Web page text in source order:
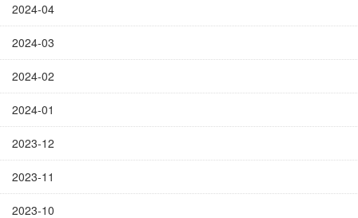
2024-04
2024-03
2024-02
2024-01
2023-12
2023-11
2023-10